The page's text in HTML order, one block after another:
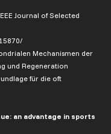
Journal of Selected
Mechanismen der
und Regeneration
für die oft
an advantage in sports